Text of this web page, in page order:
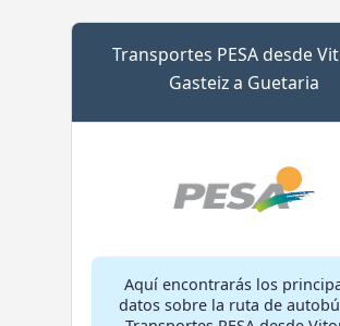
Transportes PESA desde
Gasteiz a Guetaria
Aquí encontrarás los
datos sobre la ruta de